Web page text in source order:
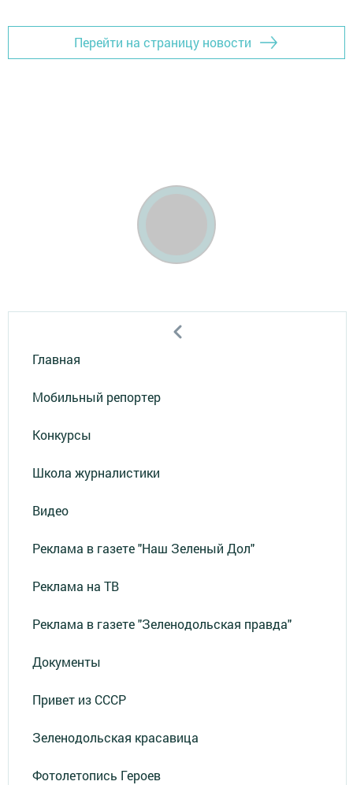
Перейти на страницу новости
Главная
Мобильный репортер
Конкурсы
Школа журналистики
Видео
Реклама в газете "Наш Зеленый Дол"
Реклама на ТВ
Реклама в газете "Зеленодольская правда"
Документы
Привет из СССР
Зеленодольская красавица
Фотолетопись Героев